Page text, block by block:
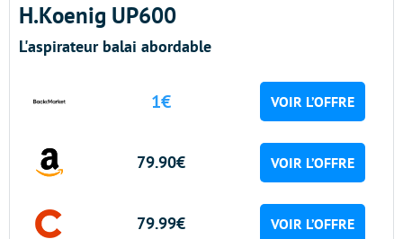
H.Koenig UP600
L'aspirateur balai abordable
1€ VOIR L’OFFRE
79.90€ VOIR L’OFFRE
79.99€ VOIR L’OFFRE